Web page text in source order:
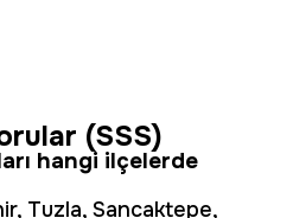
(SSS)
hangi ilçelerde
Tuzla, Sancaktepe,